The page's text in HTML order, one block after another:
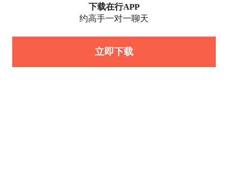
下载在行APP
约高手一对一聊天
立即下载